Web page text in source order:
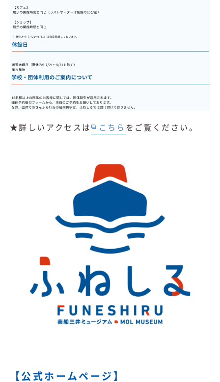
★詳しいアクセスは こちら をご覧ください。
【公式ホームページ】